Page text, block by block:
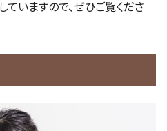
いますので、ぜひご覧くださ